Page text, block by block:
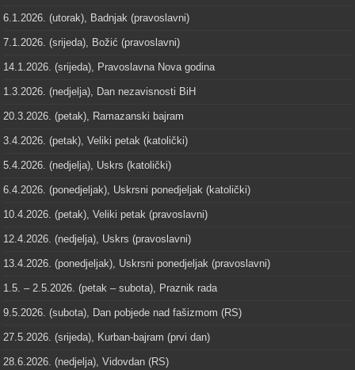
6.1.2026. (utorak), Badnjak (pravoslavni)
7.1.2026. (srijeda), Božić (pravoslavni)
14.1.2026. (srijeda), Pravoslavna Nova godina
1.3.2026. (nedjelja), Dan nezavisnosti BiH
20.3.2026. (petak), Ramazanski bajram
3.4.2026. (petak), Veliki petak (katolički)
5.4.2026. (nedjelja), Uskrs (katolički)
6.4.2026. (ponedjeljak), Uskrsni ponedjeljak (katolički)
10.4.2026. (petak), Veliki petak (pravoslavni)
12.4.2026. (nedjelja), Uskrs (pravoslavni)
13.4.2026. (ponedjeljak), Uskrsni ponedjeljak (pravoslavni)
1.5. – 2.5.2026. (petak – subota), Praznik rada
9.5.2026. (subota), Dan pobjede nad fašizmom (RS)
27.5.2026. (srijeda), Kurban-bajram (prvi dan)
28.6.2026. (nedjelja), Vidovdan (RS)